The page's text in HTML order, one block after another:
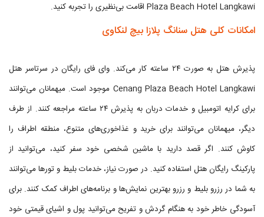
Plaza Beach Hotel Langkawi اقامت بی‌نظیری را تجربه کنید.
امکانات کلی هتل سنانگ پلازا بیچ لنکاوی
پذیرش هتل به صورت ۲۴ ساعته کار می‌کند. وای فای رایگان در سرتاسر هتل
Cenang Plaza Beach Hotel Langkawi موجود است. میهمانان می‌توانند
برای کرایه اتومبیل و خدمات دربان به پذیرش ۲۴ ساعته مراجعه کنند. از طرف
دیگر، میهمانان می‌توانند برای خرید و غذاخوری‌های متنوع، منطقه اطراف را
کاوش کنند. اگر قصد دارید با ماشین شخصی خود سفر کنید، می‌توانید از
پارکینگ رایگان هتل استفاده کنید. در صورت نیاز، خدمات بلیط و تورها می‌توانند
به شما در رزرو بلیط و رزرو بهترین نمایش‌ها و برنامه‌های اطراف کمک کنند. برای
آسودگی خاطر خود به هنگام گردش و تفریح می‌توانید پول و اشیای قیمتی خود